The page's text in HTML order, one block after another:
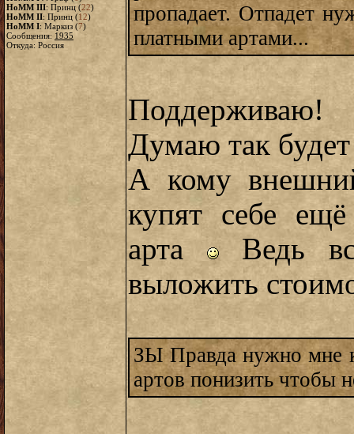
HoMM III: Принц (22)
HoMM II: Принц (12)
HoMM I: Маркиз (7)
Сообщения: 1935
Откуда: Россия
пропадает. Отпадет
платными артами...
Поддерживаю!
Думаю так
А кому
купят себе
арта
Ведь
выложить
ЗЫ Правда нужно мне
артов понизить чтобы